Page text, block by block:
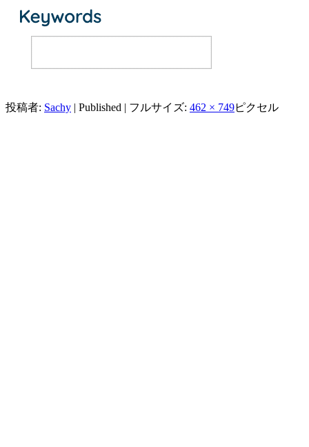
投稿者: Sachy | Published | フルサイズ: 462 × 749ピクセル